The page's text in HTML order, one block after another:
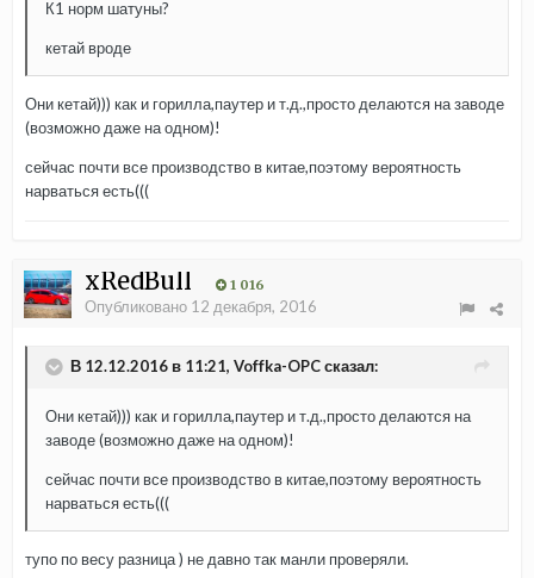
К1 норм шатуны?
кетай вроде
Они кетай))) как и горилла,паутер и т.д.,просто делаются на заводе
(возможно даже на одном)!
сейчас почти все производство в китае,поэтому вероятность
нарваться есть(((
xRedBull 1 016
Опубликовано 12 декабря, 2016
В 12.12.2016 в 11:21, Voffka-OPC сказал:
Они кетай))) как и горилла,паутер и т.д.,просто делаются на
заводе (возможно даже на одном)!
сейчас почти все производство в китае,поэтому вероятность
нарваться есть(((
тупо по весу разница ) не давно так манли проверяли.